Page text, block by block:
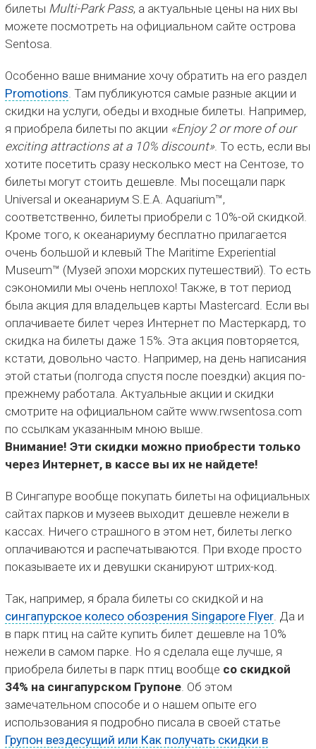
билеты Multi-Park Pass, а актуальные цены на них вы
можете посмотреть на официальном сайте острова
Sentosa.
Особенно ваше внимание хочу обратить на его раздел
Promotions . Там публикуются самые разные акции и
скидки на услуги, обеды и входные билеты. Например,
я приобрела билеты по акции «Enjoy 2 or more of our
exciting attractions at a 10% discount». То есть, если вы
хотите посетить сразу несколько мест на Сентозе, то
билеты могут стоить дешевле. Мы посещали парк
Universal и океанариум S.E.A. Aquarium™,
соответственно, билеты приобрели с 10%-ой скидкой.
Кроме того, к океанариуму бесплатно прилагается
очень большой и клевый The Maritime Experiential
Museum™ (Музей эпохи морских путешествий). То есть
сэкономили мы очень неплохо! Также, в тот период
была акция для владельцев карты Mastercard. Если вы
оплачиваете билет через Интернет по Мастеркард, то
скидка на билеты даже 15%. Эта акция повторяется,
кстати, довольно часто. Например, на день написания
этой статьи (полгода спустя после поездки) акция по-
прежнему работала. Актуальные акции и скидки
смотрите на официальном сайте www.rwsentosa.com
по ссылкам указанным мною выше.
Внимание! Эти скидки можно приобрести только
через Интернет, в кассе вы их не найдете!
В Сингапуре вообще покупать билеты на официальных
сайтах парков и музеев выходит дешевле нежели в
кассах. Ничего страшного в этом нет, билеты легко
оплачиваются и распечатываются. При входе просто
показываете их и девушки сканируют штрих-код.
Так, например, я брала билеты со скидкой и на
сингапурское колесо обозрения Singapore Flyer. Да и
в парк птиц на сайте купить билет дешевле на 10%
нежели в самом парке. Но я сделала еще лучше, я
приобрела билеты в парк птиц вообще со скидкой
34% на сингапурском Групоне. Об этом
замечательном способе и о нашем опыте его
использования я подробно писала в своей статье
Групон вездесущий или Как получать скидки в